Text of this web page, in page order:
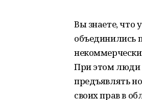
Вы знаете, что
объединились
При этом люди
предъявлять
своих прав в